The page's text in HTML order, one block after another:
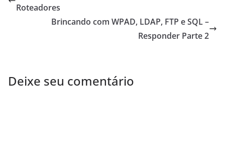
Roteadores
Brincando com WPAD, LDAP, FTP e SQL –
Responder Parte 2
Deixe seu comentário